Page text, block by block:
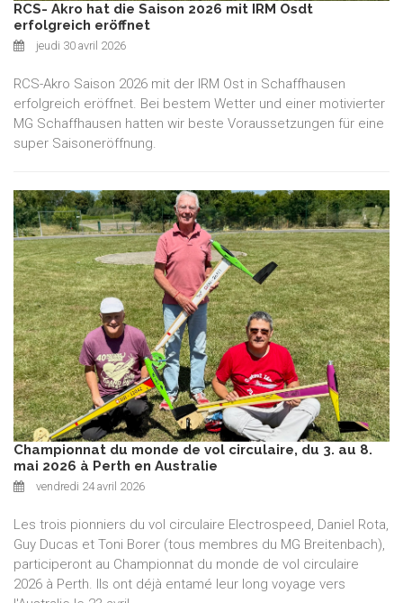
RCS- Akro hat die Saison 2026 mit IRM Osdt
erfolgreich eröffnet
jeudi 30 avril 2026
RCS-Akro Saison 2026 mit der IRM Ost in Schaffhausen
erfolgreich eröffnet. Bei bestem Wetter und einer motivierter
MG Schaffhausen hatten wir beste Voraussetzungen für eine
super Saisoneröffnung.
Championnat du monde de vol circulaire, du 3. au 8.
mai 2026 à Perth en Australie
vendredi 24 avril 2026
Les trois pionniers du vol circulaire Electrospeed, Daniel Rota,
Guy Ducas et Toni Borer (tous membres du MG Breitenbach),
participeront au Championnat du monde de vol circulaire
2026 à Perth. Ils ont déjà entamé leur long voyage vers